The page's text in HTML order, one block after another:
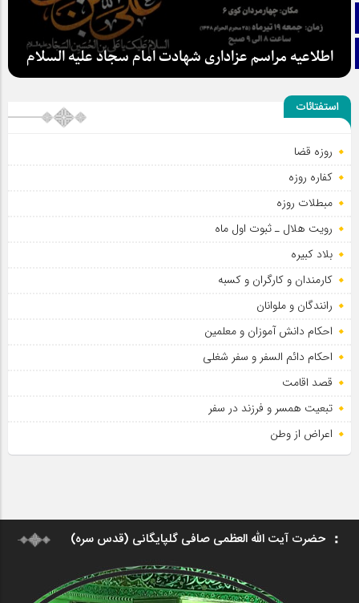
تلگراماطلاعیه مراسم عزاداری شهادت امام سجاد علیه السلام
استفتائات
روزه قضا
کفاره روزه
مبطلات روزه
رویت هلال ـ ثبوت اول ماه
بلاد کبیره
کارمندان و کارگران و کسبه
رانندگان و ملوانان
احکام دانش آموزان و معلمین
احکام دائم السفر و سفر شغلی
قصد اقامت
تبعیت همسر و فرزند در سفر
اعراض از وطن
حضرت آیت الله العظمی صافی گلپایگانی (قدس سره)